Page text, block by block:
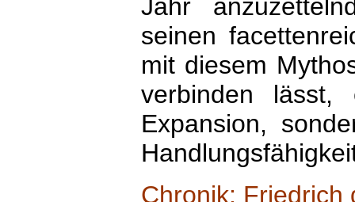
Jahr
seinen
mit diesem
verbinden
Expansion,
Chronik: Friedrich